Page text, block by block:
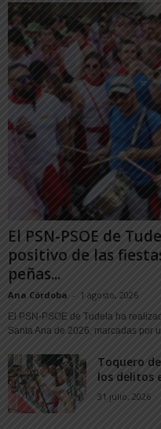
El PSN-PSOE de
positivo de las
peñas...
Ana Córdoba - 1 agosto, 2026
El PSN-PSOE de Tudela ha
Santa Ana de 2026, marcadas por
Toquero
los delitos
31 julio, 2026